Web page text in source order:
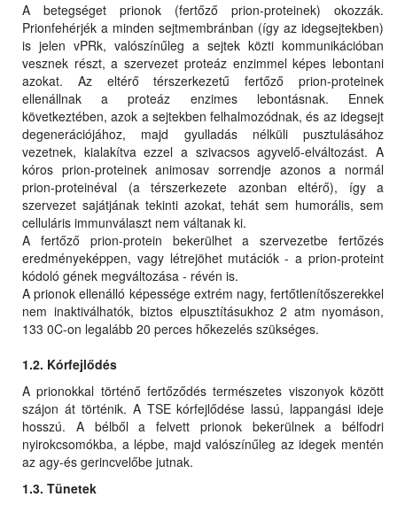
A betegséget prionok (fertőző prion-proteinek) okozzák.
Prionfehérjék a minden sejtmembránban (így az idegsejtekben)
is jelen vPRk, valószínűleg a sejtek közti kommunikációban
vesznek részt, a szervezet proteáz enzimmel képes lebontani
azokat. Az eltérő térszerkezetű fertőző prion-proteinek
ellenállnak a proteáz enzimes lebontásnak. Ennek
következtében, azok a sejtekben felhalmozódnak, és az idegsejt
degenerációjához, majd gyulladás nélküli pusztulásához
vezetnek, kialakítva ezzel a szivacsos agyvelő-elváltozást. A
kóros prion-proteinek animosav sorrendje azonos a normál
prion-proteinéval (a térszerkezete azonban eltérő), így a
szervezet sajátjának tekinti azokat, tehát sem humorális, sem
celluláris immunválaszt nem váltanak ki.
A fertőző prion-protein bekerülhet a szervezetbe fertőzés
eredményeképpen, vagy létrejöhet mutációk - a prion-proteint
kódoló gének megváltozása - révén is.
A prionok ellenálló képessége extrém nagy, fertőtlenítőszerekkel
nem inaktiválhatók, biztos elpusztításukhoz 2 atm nyomáson,
133 0C-on legalább 20 perces hőkezelés szükséges.
1.2. Kórfejlődés
A prionokkal történő fertőződés természetes viszonyok között
szájon át történik. A TSE kórfejlődése lassú, lappangási ideje
hosszú. A bélből a felvett prionok bekerülnek a bélfodri
nyirokcsomókba, a lépbe, majd valószínűleg az idegek mentén
az agy-és gerincvelőbe jutnak.
1.3. Tünetek